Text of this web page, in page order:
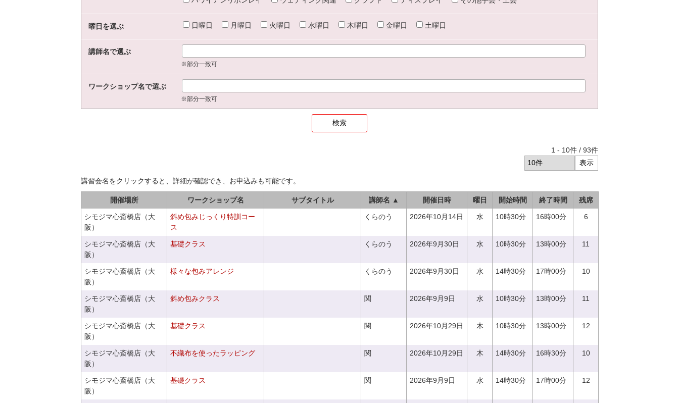
曜日を選ぶ 日曜日 月曜日 火曜日 水曜日 木曜日 金曜日 土曜日
講師名で選ぶ
※部分一致可
ワークショップ名で選ぶ
※部分一致可
1 - 10件 / 93件
講習会名をクリックすると、詳細が確認でき、お申込みも可能です。
開催場所 ワークショップ名 サブタイトル 講師名 ▲ 開催日時 曜日 開始時間 終了時間 残席
シモジマ心斎橋店（大
阪）
斜め包みじっくり特訓コー
ス
くらのう 2026年10月14日 水 10時30分 16時00分 6
シモジマ心斎橋店（大
阪）
基礎クラス くらのう 2026年9月30日 水 10時30分 13時00分 11
シモジマ心斎橋店（大
阪）
様々な包みアレンジ くらのう 2026年9月30日 水 14時30分 17時00分 10
シモジマ心斎橋店（大
阪）
斜め包みクラス 関 2026年9月9日 水 10時30分 13時00分 11
シモジマ心斎橋店（大
阪）
基礎クラス 関 2026年10月29日 木 10時30分 13時00分 12
シモジマ心斎橋店（大
阪）
不織布を使ったラッピング 関 2026年10月29日 木 14時30分 16時30分 10
シモジマ心斎橋店（大
阪）
基礎クラス 関 2026年9月9日 水 14時30分 17時00分 12